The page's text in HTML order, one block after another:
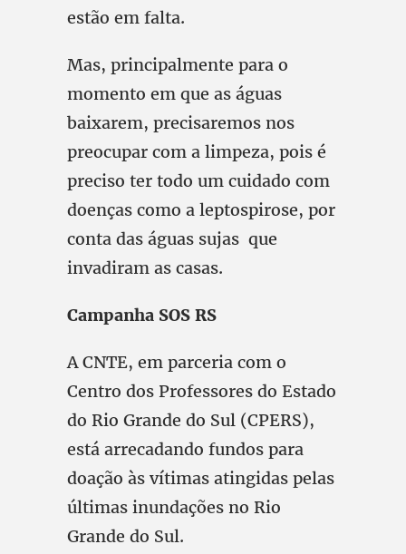
estão em falta.
Mas, principalmente para o
momento em que as águas
baixarem, precisaremos nos
preocupar com a limpeza, pois é
preciso ter todo um cuidado com
doenças como a leptospirose, por
conta das águas sujas que
invadiram as casas.
Campanha SOS RS
A CNTE, em parceria com o
Centro dos Professores do Estado
do Rio Grande do Sul (CPERS),
está arrecadando fundos para
doação às vítimas atingidas pelas
últimas inundações no Rio
Grande do Sul.